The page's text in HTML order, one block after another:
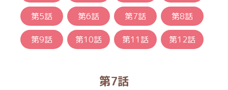
第5話 第6話 第7話 第8話
第9話 第10話 第11話 第12話
第7話